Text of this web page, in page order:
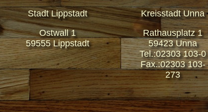
Stadt Lippstadt
Ostwall 1
59555 Lippstadt
Kreisstadt Unna
Rathausplatz 1
59423 Unna
Tel.:02303 103-0
Fax.:02303 103-
273